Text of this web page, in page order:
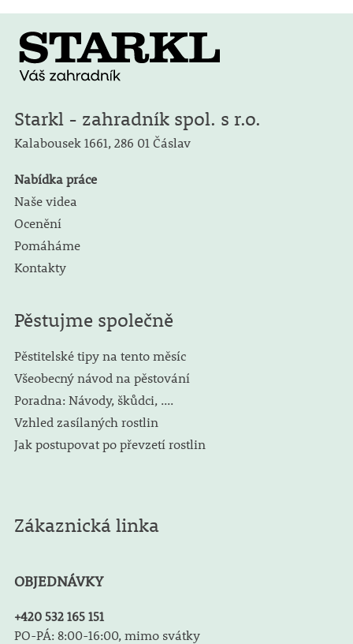
Starkl - zahradník spol. s r.o.
Kalabousek 1661, 286 01 Čáslav
Nabídka práce
Naše videa
Ocenění
Pomáháme
Kontakty
Pěstujme společně
Pěstitelské tipy na tento měsíc
Všeobecný návod na pěstování
Poradna: Návody, škůdci, ....
Vzhled zasílaných rostlin
Jak postupovat po převzetí rostlin
Zákaznická linka
OBJEDNÁVKY
+420 532 165 151
PO-PÁ: 8:00-16:00, mimo svátky